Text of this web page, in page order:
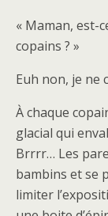
« Maman, est-
copains ? »
Euh non, je ne
À chaque
glacial qui
Brrrr… Les
bambins et se
limiter